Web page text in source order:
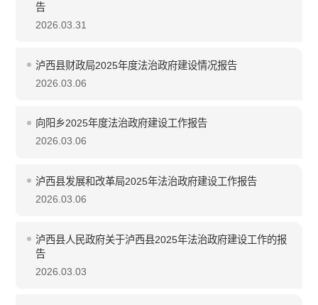
告
2026.03.31
泸西县财政局2025年度法治政府建设情况报告
2026.03.06
向阳乡2025年度法治政府建设工作报告
2026.03.06
泸西县发展和改革局2025年法治政府建设工作报告
2026.03.06
泸西县人民政府关于泸西县2025年法治政府建设工作的报
告
2026.03.03